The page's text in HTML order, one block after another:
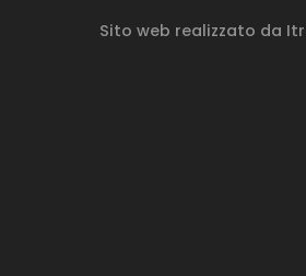
Sito web realizzato da